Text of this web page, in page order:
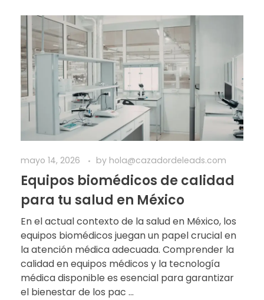
mayo 14, 2026 by hola@cazadordeleads.com
Equipos biomédicos de calidad
para tu salud en México
En el actual contexto de la salud en México, los
equipos biomédicos juegan un papel crucial en
la atención médica adecuada. Comprender la
calidad en equipos médicos y la tecnología
médica disponible es esencial para garantizar
el bienestar de los pac ...